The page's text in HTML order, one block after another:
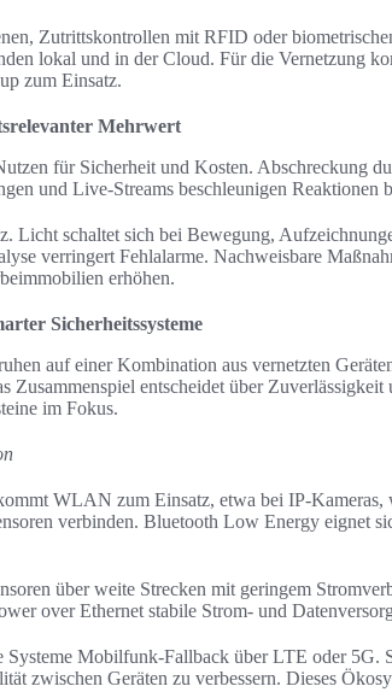
Zutrittskontrollen mit RFID oder
lokal und in der Cloud. Für die Vernetzung
zum Einsatz.
Mehrwert
für Sicherheit und Kosten. Abschreckung
und Live-Streams beschleunigen Reaktionen
Licht schaltet sich bei Bewegung,
verringert Fehlalarme. Nachweisbare
erhöhen.
Sicherheitssysteme
auf einer Kombination aus vernetzten
Zusammenspiel entscheidet über
im Fokus.
WLAN zum Einsatz, etwa bei IP-Kameras,
verbinden. Bluetooth Low Energy eignet
über weite Strecken mit geringem
over Ethernet stabile Strom- und
Systeme Mobilfunk-Fallback über LTE oder 5G.
zwischen Geräten zu verbessern. Dieses